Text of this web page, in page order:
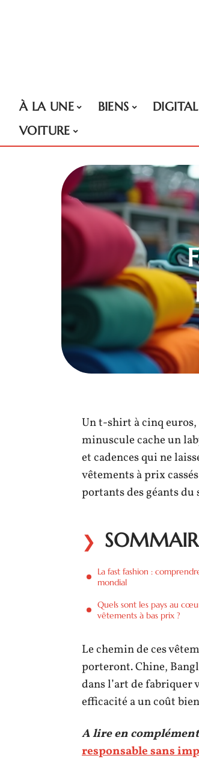
À LA UNE BIENS DIGITAL
VOITURE
Un t-shirt à cinq euros,
minuscule cache un
et cadences qui ne
vêtements à prix
portants des géants du
La fast fashion :
mondial
Quels sont les pays au
vêtements à bas prix ?
Le chemin de ces
porteront. Chine,
dans l’art de
efficacité a un coût
A lire en
responsable sans